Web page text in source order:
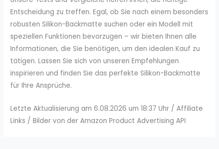
Entscheidung zu treffen. Egal, ob Sie nach einem besonders
robusten Silikon-Backmatte suchen oder ein Modell mit
speziellen Funktionen bevorzugen – wir bieten Ihnen alle
Informationen, die Sie benötigen, um den idealen Kauf zu
tätigen. Lassen Sie sich von unseren Empfehlungen
inspirieren und finden Sie das perfekte Silikon-Backmatte
für Ihre Ansprüche.
Letzte Aktualisierung am 6.08.2026 um 18:37 Uhr / Affiliate
Links / Bilder von der Amazon Product Advertising API